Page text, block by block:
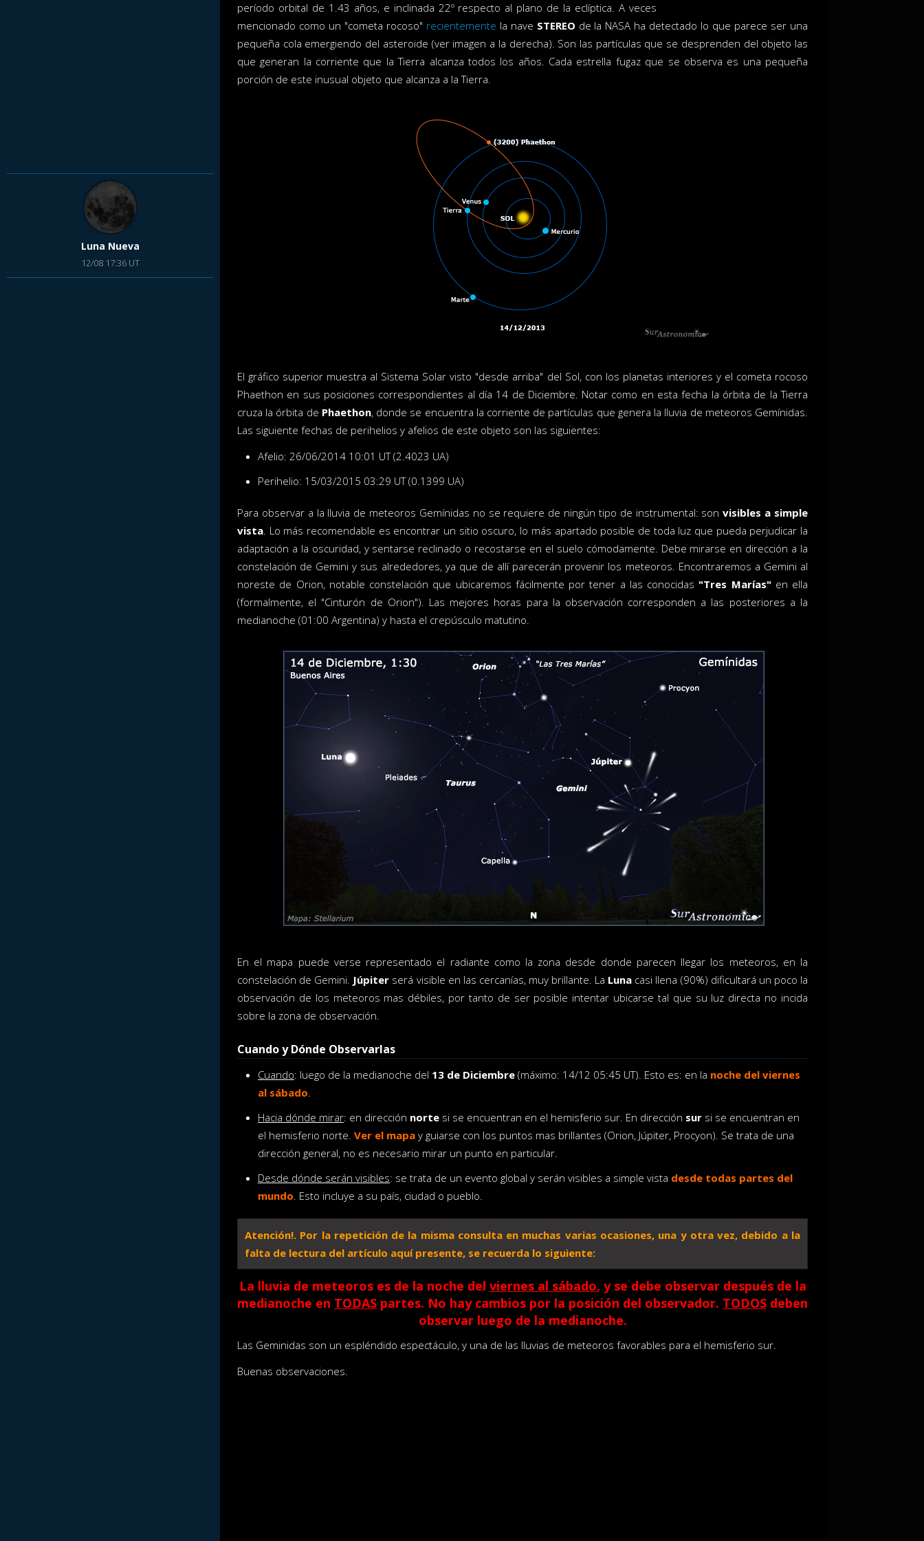
Luna Nueva
12/08 17:36 UT
período orbital de 1.43 años, e inclinada 22º respecto al plano de la eclíptica. A veces
mencionado como un "cometa rocoso" recientemente la nave STEREO de la NASA ha detectado lo que parece ser una
pequeña cola emergiendo del asteroide (ver imagen a la derecha). Son las partículas que se desprenden del objeto las
que generan la corriente que la Tierra alcanza todos los años. Cada estrella fugaz que se observa es una pequeña
porción de este inusual objeto que alcanza a la Tierra.
El gráfico superior muestra al Sistema Solar visto "desde arriba" del Sol, con los planetas interiores y el cometa rocoso
Phaethon en sus posiciones correspondientes al día 14 de Diciembre. Notar como en esta fecha la órbita de la Tierra
cruza la órbita de Phaethon, donde se encuentra la corriente de partículas que genera la lluvia de meteoros Gemínidas.
Las siguiente fechas de perihelios y afelios de este objeto son las siguientes:
Afelio: 26/06/2014 10:01 UT (2.4023 UA)
Perihelio: 15/03/2015 03:29 UT (0.1399 UA)
Para observar a la lluvia de meteoros Gemínidas no se requiere de ningún tipo de instrumental: sonvisibles a simple
vista. Lo más recomendable es encontrar un sitio oscuro, lo más apartado posible de toda luz que pueda perjudicar la
adaptación a la oscuridad, y sentarse reclinado o recostarse en el suelo cómodamente. Debe mirarse en dirección a la
constelación de Gemini y sus alrededores, ya que de allí parecerán provenir los meteoros. Encontraremos a Gemini al
noreste de Orion, notable constelación que ubicaremos fácilmente por tener a las conocidas "Tres Marías" en ella
(formalmente, el "Cinturón de Orion"). Las mejores horas para la observación corresponden a las posteriores a la
medianoche (01:00 Argentina) y hasta el crepúsculo matutino.
En el mapa puede verse representado el radiante como la zona desde donde parecen llegar los meteoros, en la
constelación de Gemini. Júpiter será visible en las cercanías, muy brillante. La Luna casi llena (90%) dificultará un poco la
observación de los meteoros mas débiles, por tanto de ser posible intentar ubicarse tal que su luz directa no incida
sobre la zona de observación.
Cuando y Dónde Observarlas
Cuando: luego de la medianoche del 13 de Diciembre (máximo: 14/12 05:45 UT). Esto es: en la noche del viernes
al sábado.
Hacia dónde mirar: en dirección norte si se encuentran en el hemisferio sur. En dirección sur si se encuentran en
el hemisferio norte. Ver el mapa y guiarse con los puntos mas brillantes (Orion, Júpiter, Procyon). Se trata de una
dirección general, no es necesario mirar un punto en particular.
Desde dónde serán visibles: se trata de un evento global y serán visibles a simple vista desde todas partes del
mundo. Esto incluye a su país, ciudad o pueblo.
Atención!. Por la repetición de la misma consulta en muchas varias ocasiones, una y otra vez, debido a la
falta de lectura del artículo aquí presente, se recuerda lo siguiente:
La lluvia de meteoros es de la noche del viernes al sábado, y se debe observar después de la
medianoche en TODAS partes. No hay cambios por la posición del observador. TODOS deben
observar luego de la medianoche.
Las Geminidas son un espléndido espectáculo, y una de las lluvias de meteoros favorables para el hemisferio sur.
Buenas observaciones.